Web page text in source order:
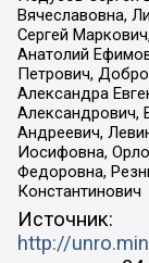
Вячеславовна,
Сергей
Анатолий
Петрович,
Александра
Александрович,
Андреевич,
Иосифовна,
Федоровна,
Константинович
Источник:
http://